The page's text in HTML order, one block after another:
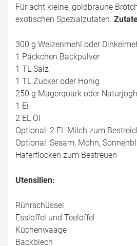
Für acht kleine, goldbraune
exotischen Spezialzutaten.
300 g Weizenmehl oder
1 Päckchen Backpulver
1 TL Salz
1 TL Zucker oder Honig
250 g Magerquark oder
1 Ei
2 EL Öl
Optional: 2 EL Milch zum
Optional: Sesam, Mohn,
Haferflocken zum Bestreuen
Utensilien:
Rührschüssel
Esslöffel und Teelöffel
Küchenwaage
Backblech